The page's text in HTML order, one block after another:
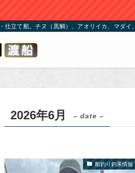
仕立て船。チヌ（黒鯛）、アオリイカ、マダイ
2026年6月 – date –
船釣り釣果情報